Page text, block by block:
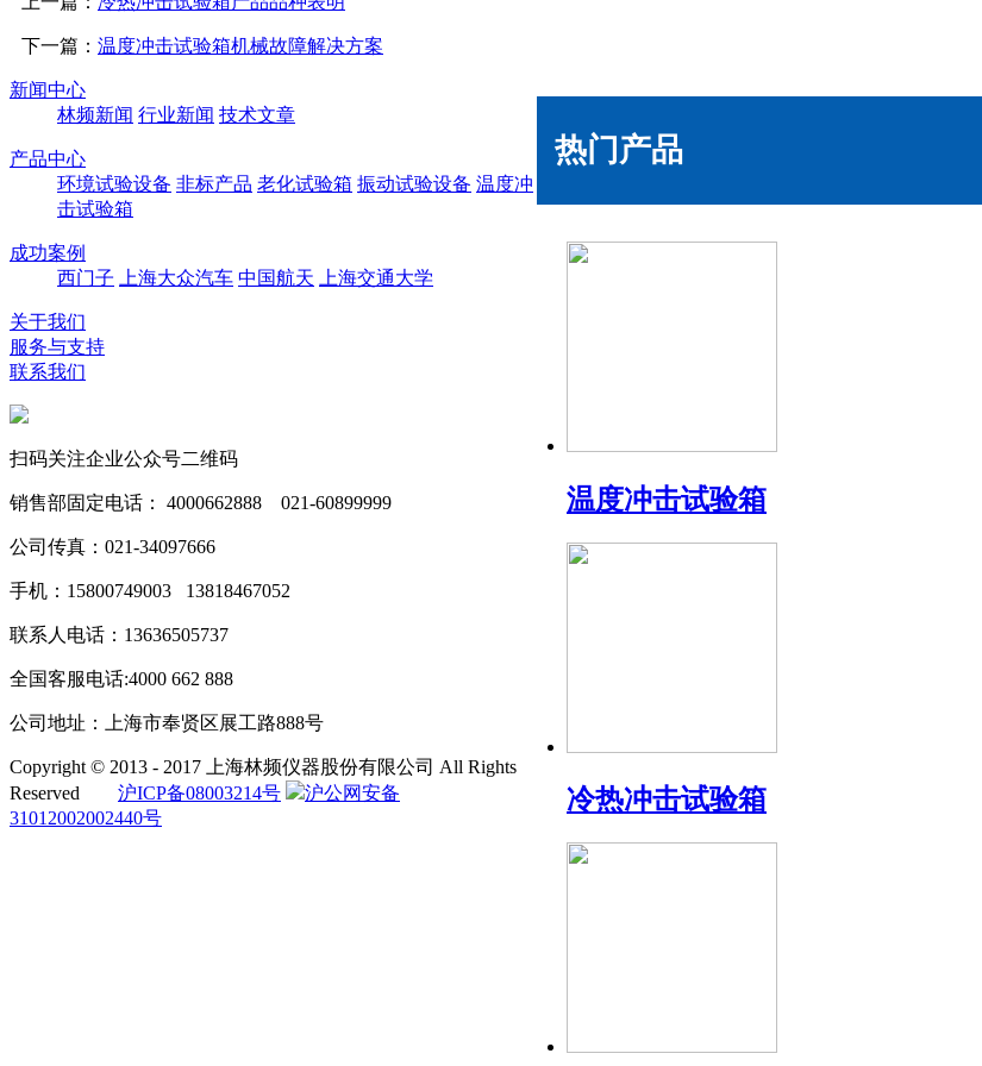
下一篇： 温度冲击试验箱机械故障解决方案
热门产品
温度冲击试验箱
冷热冲击试验箱
新闻中心
林频新闻 行业新闻 技术文章
产品中心
环境试验设备 非标产品 老化试验箱 振动试验设备 温度冲
击试验箱
成功案例
西门子
上海大众汽车 中国航天 上海交通大学
关于我们
服务与支持
联系我们
扫码关注企业公众号二维码
销售部固定电话： 4000662888 021-60899999
公司传真：021-34097666
手机：15800749003 13818467052
联系人电话：13636505737
全国客服电话:4000 662 888
公司地址：上海市奉贤区展工路888号
Copyright © 2013 - 2017 上海林频仪器股份有限公司 All Rights
Reserved 沪ICP备08003214号
沪公网安备
31012002002440号